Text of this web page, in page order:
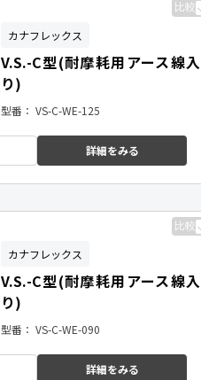
比較
カナフレックス
V.S.-C型(耐摩耗用アース線入
り)
型番： VS-C-WE-125
詳細をみる
比較
カナフレックス
V.S.-C型(耐摩耗用アース線入
り)
型番： VS-C-WE-090
詳細をみる